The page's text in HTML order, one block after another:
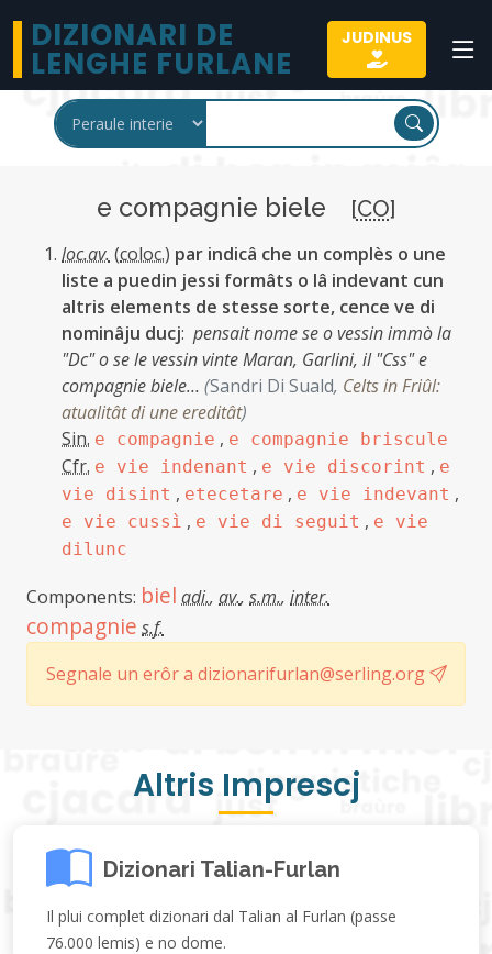
DIZIONARI DE
LENGHE FURLANE
JUDINUS
e compagnie biele [CO]
loc.av. (coloc.) par indicâ che un complès o une
liste a puedin jessi formâts o lâ indevant cun
altris elements de stesse sorte, cence ve di
nominâju ducj: pensait nome se o vessin immò la
"Dc" o se le vessin vinte Maran, Garlini, il "Css" e
compagnie biele… (Sandri Di Suald, Celts in Friûl:
atualitât di une ereditât)
Sin. e compagnie , e compagnie briscule
Cfr. e vie indenant , e vie discorint , e
vie disint , etecetare , e vie indevant ,
e vie cussì , e vie di seguit , e vie
dilunc
Components: biel adi., av., s.m., inter.
compagnie s.f.
Segnale un erôr a dizionarifurlan@serling.org
Altris Imprescj
Dizionari Talian-Furlan
Il plui complet dizionari dal Talian al Furlan (passe
76.000 lemis) e no dome.